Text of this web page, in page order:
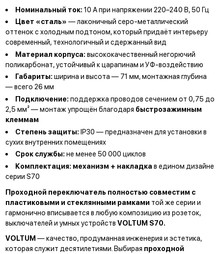
Номинальный ток: 10 А при напряжении 220–240 В, 50 Гц
Цвет «сталь»— лаконичный серо-металлический
оттенок с холодным подтоном, который придаёт интерьеру
современный, технологичный и сдержанный вид
Материал корпуса:высококачественный негорючий
поликарбонат, устойчивый к царапинам и УФ-воздействию
Габариты: ширина и высота — 71 мм, монтажная глубина
— всего 26 мм
Подключение: поддержка проводов сечением от 0,75 до
2,5 мм² — монтаж упрощён благодаря быстрозажимным
клеммам
Степень защиты: IP30 — предназначен для установки в
сухих внутренних помещениях
Срок службы: не менее 50 000 циклов
Комплектация: механизм + накладка в едином дизайне
серии S70
Проходной переключатель полностью совместим с
пластиковыми и стеклянными рамками той же серии и
гармонично вписывается в любую композицию из розеток,
выключателей и умных устройств VOLTUM S70.
VOLTUM — качество, продуманная инженерия и эстетика,
которая служит десятилетиями. Выбирая проходной